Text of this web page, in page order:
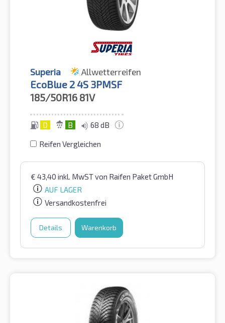
Superia Allwetterreifen
EcoBlue 2 4S 3PMSF
185/50R16 81V
D B 68 dB
Reifen Vergleichen
€ 43,40 inkl. MwSTvon Raifen Paket GmbH
AUF LAGER
Versandkostenfrei
Details Warenkorb